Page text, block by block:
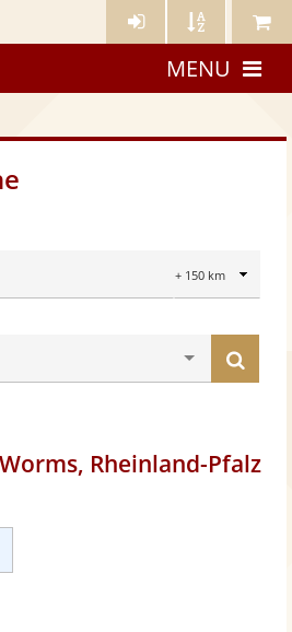
Künstler- Künstler Meine
MENU
Ort
Rheinland-Pfalz